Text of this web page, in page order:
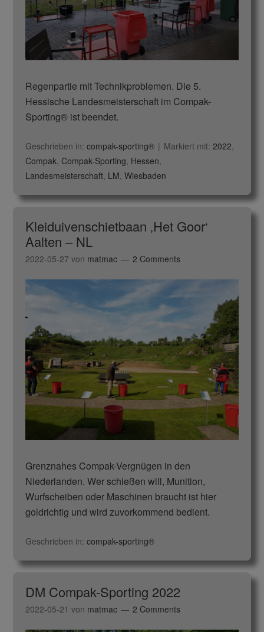
Regenpartie mit Technikproblemen. Die 5.
Hessische Landesmeisterschaft im Compak-
Sporting® ist beendet.
Geschrieben in: compak-sporting® Markiert mit: 2022
Compak Compak-Sporting Hessen
Landesmeisterschaft, LM Wiesbaden
Kleiduivenschietbaan ‚Het Goor‘
Aalten – NL
2022-05-27 von matmac 2 Comments
Grenznahes Compak-Vergnügen in den
Niederlanden. Wer schießen will, Munition,
Wurfscheiben oder Maschinen braucht ist hier
goldrichtig und wird zuvorkommend bedient.
Geschrieben in: compak-sporting®
DM Compak-Sporting 2022
2022-05-21 von matmac 2 Comments